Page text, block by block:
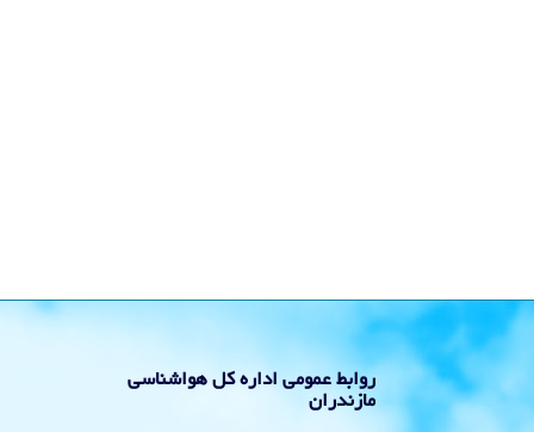
روابط عمومی اداره کل هواشناسی
مازندران